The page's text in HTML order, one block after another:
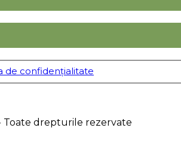
de confidențialitate
Toate drepturile rezervate